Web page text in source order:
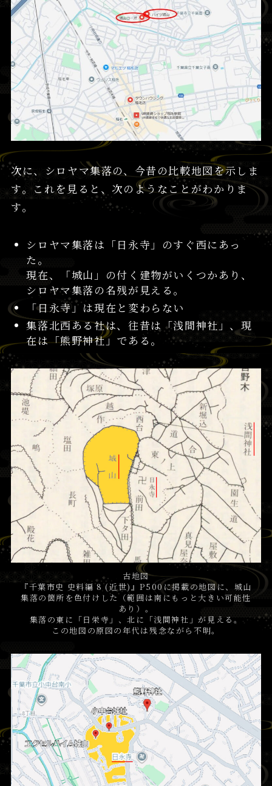
次に、シロヤマ集落の、今昔の比較地図を示しま
す。これを見ると、次のようなことがわかりま
す。
シロヤマ集落は「日永寺」のすぐ西にあっ
た。
現在、「城山」の付く建物がいくつかあり、
シロヤマ集落の名残が見える。
「日永寺」は現在と変わらない
集落北西ある社は、往昔は「浅間神社」、現
在は「熊野神社」である。
古地図
『千葉市史 史料編 8 (近世)』P500に掲載の地図に、城山
集落の箇所を色付けした（範囲は南にもっと大きい可能性
あり）。
集落の東に「日栄寺」、北に「浅間神社」が見える。
この地図の原図の年代は残念ながら不明。